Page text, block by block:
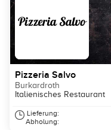
Pizzeria Salvo
Burkardroth
Italienisches Restaurant
Lieferung:
Abholung: